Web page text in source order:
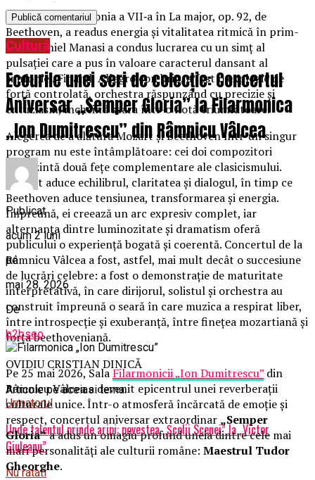
După pauză, Simfonia a VII‑a în La major, op. 92, de
Beethoven, a readus energia și vitalitatea ritmică în prim-
plan. Daniel Manasi a condus lucrarea cu un simț al
pulsației care a pus în valoare caracterul dansant al
simfoniei. Finalul, Allegro con brio, a fost o explozie de
forță controlată, orchestra răspunzând cu precizie și
entuziasm, încheind seara într-o notă triumfătoare.
Alegerea de a alătura Mozart și Beethoven într-un singur
program nu este întâmplătoare: cei doi compozitori
reprezintă două fețe complementare ale clasicismului.
Mozart aduce echilibrul, claritatea și dialogul, în timp ce
Beethoven aduce tensiunea, transformarea și energia.
Împreună, ei creează un arc expresiv complet, iar
alternanța dintre luminozitate și dramatism oferă
publicului o experiență bogată și coerentă. Concertul de la
Râmnicu Vâlcea a fost, astfel, mai mult decât o succesiune
de lucrări celebre: a fost o demonstrație de maturitate
interpretativă, în care dirijorul, solistul și orchestra au
construit împreună o seară în care muzica a respirat liber,
între introspecție și exuberanță, între finețea mozartiană și
forța beethoveniană.
OVIDIU CRISTIAN DINICĂ
Articole pe aceiasi tema:
Urmatorul
Unde talentul prinde aripi: povestea „Școlii Scenei” la „Victor
Giuleanu”
Nu ratati
Cultură
Ecourile unei seri de colecție: Concertul
Aniversar „Semper Gloria” la Filarmonica
„Ion Dumitrescu” din Râmnicu Vâlcea
Publicat
acum 2 luni
pe
mai 28, 2026
De
b2bseo
Pe 25 mai 2026, SalaFilarmonicii „Ion Dumitrescu” din
Râmnicu Vâlcea a devenit epicentrul unei reverberații
culturale unice. Într-o atmosferă încărcată de emoție și
respect, concertul aniversar extraordinar „Semper
Gloria”a adus un omagiu profund uneia dintre cele mai
mari personalități ale culturii române: Maestrul Tudor
Gheorghe.